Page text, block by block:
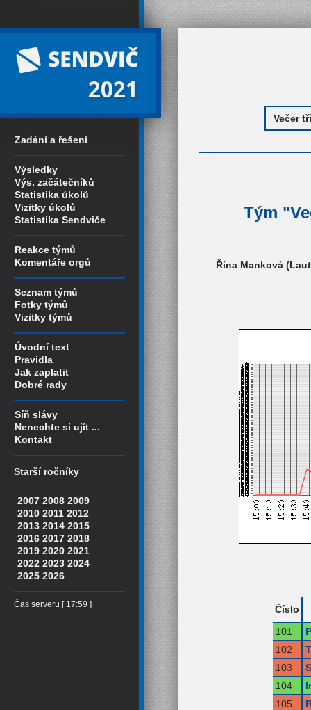
2021
Zadání a řešení
Výsledky
Výs. začátečníků
Statistika úkolů
Vizitky úkolů
Statistika Sendviče
Reakce týmů
Komentáře orgů
Seznam týmů
Fotky týmů
Vizitky týmů
Úvodní text
Pravidla
Jak zaplatit
Dobré rady
Síň slávy
Nenechte si ujít ...
Kontakt
Starší ročníky
2007 2008 2009
2010 2011 2012
2013 2014 2015
2016 2017 2018
2019 2020 2021
2022 2023 2024
2025 2026
Čas serveru [ 17:59 ]
Tým
Řina Manková
Číslo
101
102
103
104
105